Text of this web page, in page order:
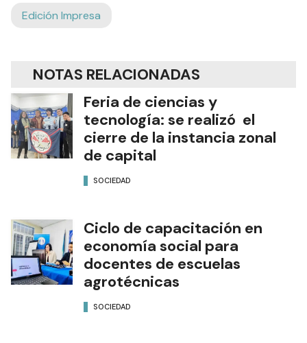
Edición Impresa
NOTAS RELACIONADAS
Feria de ciencias y
tecnología: se realizó el
cierre de la instancia zonal
de capital
SOCIEDAD
Ciclo de capacitación en
economía social para
docentes de escuelas
agrotécnicas
SOCIEDAD